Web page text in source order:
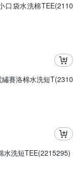
口袋水洗棉TEE(2110
賽洛棉水洗短T(2310
水洗短TEE(2215295)